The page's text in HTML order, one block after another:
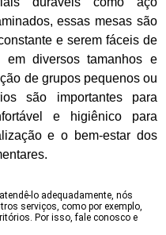
essas mesas são
e serem fáceis de
em diversos tamanhos e
de grupos pequenos ou
são importantes para
e higiênico para
e o bem-estar dos
lo adequadamente, nós
serviços, como por exemplo,
Por isso, fale conosco e